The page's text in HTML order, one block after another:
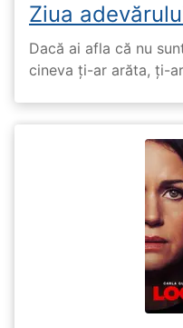
Ziua
Dacă ai afla că nu
cineva ți-ar arăta, ți-